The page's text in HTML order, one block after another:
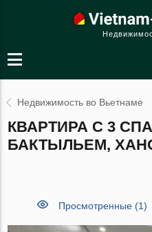
Недвижимость во Вьетнаме
КВАРТИРА С 3
БАКТЫЛЬЕМ,
Просмотренные (1)